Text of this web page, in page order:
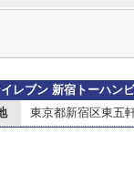
レブン 新宿トーハン
東京都新宿区東五